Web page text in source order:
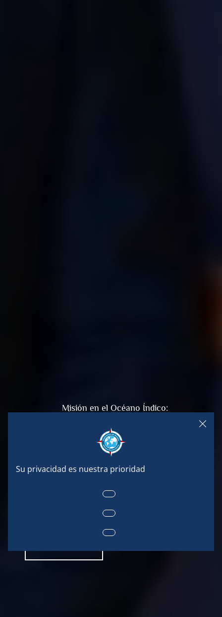
Misión en el Océano Índico:
presenta el informe final de la
misión de 2022
4 JUNIO 2026
Misión en el Océano Índico: Exploraciones de Mónaco
presenta el informe final de la misión de 2022 Tres
años después de la misión llevada a…